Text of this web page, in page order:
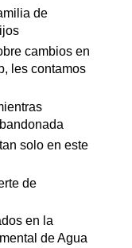
de
cambios en
les contamos
solo en este
de
en la
de Agua